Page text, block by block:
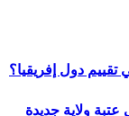
عتبة ولاية جديدة
تقييم دول إفريقيا؟